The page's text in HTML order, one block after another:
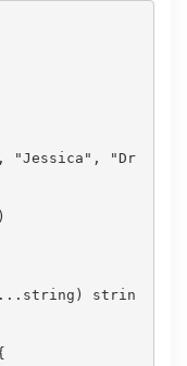
)
...string) strin